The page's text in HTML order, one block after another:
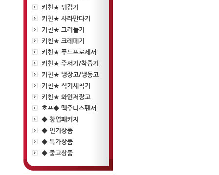
키친★ 튀김기
키친★ 사라만다기
키친★ 그리들기
키친★ 크레페기
키친★ 푸드프로세서
키친★ 주서기/착즙기
키친★ 냉장고/냉동고
키친★ 식기세척기
키친★ 와인저장고
호프◆ 맥주디스펜서
◆ 창업패키지
◆ 인기상품
◆ 특가상품
◆ 중고상품